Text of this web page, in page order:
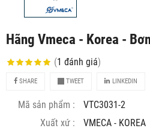
Hãng Vmeca - Korea -
(1 đánh giá)
SHARE TWEET LINKEDIN
Mã sản phẩm :
VTC3031-2
Xuất xứ :
VMECA - KOREA